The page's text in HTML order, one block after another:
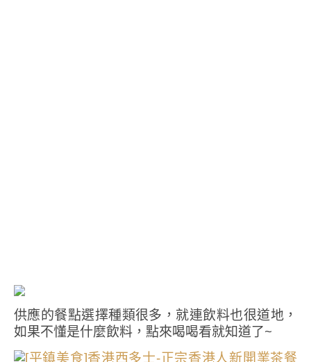
供應的餐點選擇種類很多，就連飲料也很道地，
如果不懂是什麼飲料，點來喝喝看就知道了~